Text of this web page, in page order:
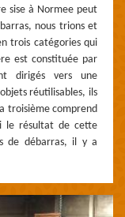
sise à Normee peut
nous trions et
trois catégories qui
est constituée par
dirigés vers une
réutilisables, ils
troisième comprend
le résultat de cette
de débarras, il y a